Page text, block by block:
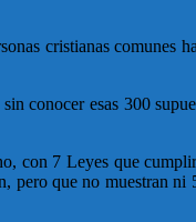
cristianas comunes
conocer esas 300
con 7 Leyes que
pero que no muestran